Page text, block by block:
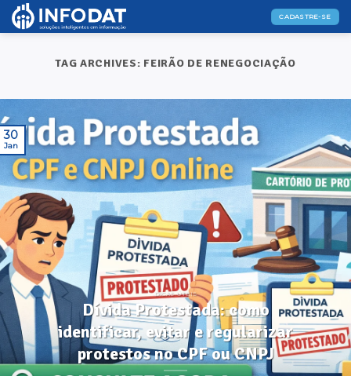
Skip
CADASTRE-SE
TAG ARCHIVES: FEIRÃO DE RENEGOCIAÇÃO
DICAS ÚTEIS
Dívida Protestada: como
identificar, evitar e regularizar
protestos no CPF ou CNPJ
30
Jan